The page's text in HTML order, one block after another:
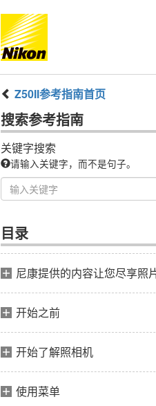
Z50II参考指南首页
搜索参考指南
关键字搜索
请输入关键字，而不是句子。
目录
尼康提供的内容让您尽享照
开始之前
开始了解照相机
使用菜单